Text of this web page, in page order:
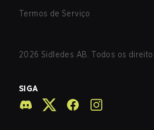
Termos de Serviço
2026 Sidledes AB. Todos os
SIGA